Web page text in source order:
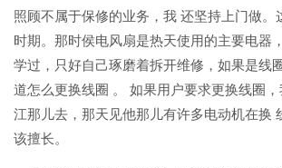
照顾不属于保修的业务，我 还坚持上门做。
时期。那时侯电风扇是热天使用的主要电器
学过，只好自己琢磨着拆开维修，如果是线
道怎么更换线圈 。 如果用户要求更换线圈
江那儿去，那天见他那儿有许多电动机在换
该擅长。